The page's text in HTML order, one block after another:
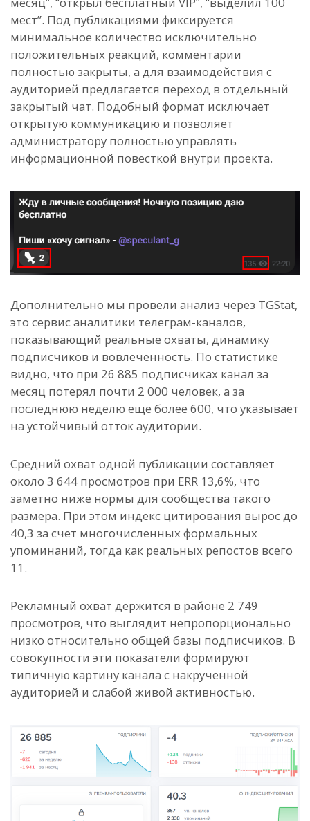
мест”. Под публикациями фиксируется
минимальное количество исключительно
положительных реакций, комментарии
полностью закрыты, а для взаимодействия с
аудиторией предлагается переход в отдельный
закрытый чат. Подобный формат исключает
открытую коммуникацию и позволяет
администратору полностью управлять
информационной повесткой внутри проекта.
Дополнительно мы провели анализ через TGStat,
это сервис аналитики телеграм-каналов,
показывающий реальные охваты, динамику
подписчиков и вовлеченность. По статистике
видно, что при 26 885 подписчиках канал за
месяц потерял почти 2 000 человек, а за
последнюю неделю еще более 600, что указывает
на устойчивый отток аудитории.
Средний охват одной публикации составляет
около 3 644 просмотров при ERR 13,6%, что
заметно ниже нормы для сообщества такого
размера. При этом индекс цитирования вырос до
40,3 за счет многочисленных формальных
упоминаний, тогда как реальных репостов всего
11.
Рекламный охват держится в районе 2 749
просмотров, что выглядит непропорционально
низко относительно общей базы подписчиков. В
совокупности эти показатели формируют
типичную картину канала с накрученной
аудиторией и слабой живой активностью.